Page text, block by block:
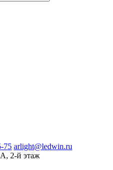
75 arlight@ledwin.ru
А, 2-й этаж